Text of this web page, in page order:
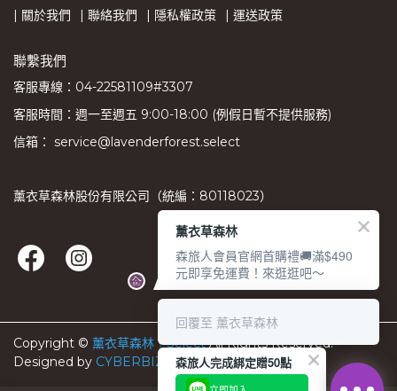
| 關於我們
| 聯絡我們 | 隱私權政策 | 運送政策
聯繫我們
客服專線：04-22581109#3307
客服時間：週一至週五 9:00-18:00 (例假日暫不提供服務)
信箱： service@lavenderforest.select
薰衣草森林股份有限公司（統編：80118023）
Copyright © 薰衣草森林︱Select All Rights Reserved.
Designed by CYBERBIZ
薰衣草森林
森旅人會員官網首購禮🚚滿$490
元即享免運費！來逛逛吧～
回覆至 薰衣草森林
森旅人完成綁定贈50點